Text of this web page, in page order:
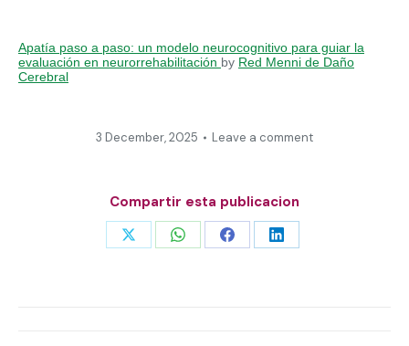
Apatía paso a paso: un modelo neurocognitivo para guiar la
evaluación en neurorrehabilitación by Red Menni de Daño
Cerebral
3 December, 2025 Leave a comment
Compartir esta publicacion
Share Share Share Share